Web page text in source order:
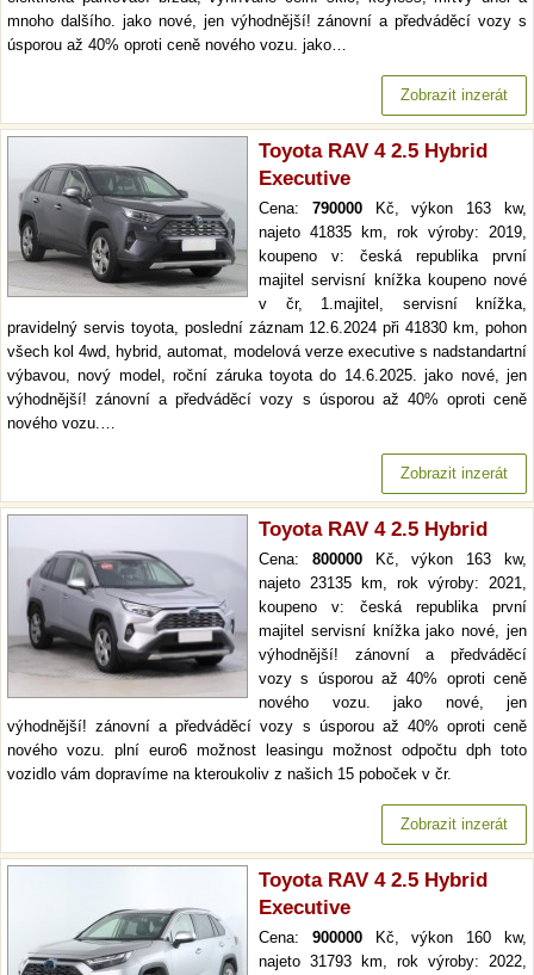
mnoho dalšího. jako nové, jen výhodnější! zánovní a předváděcí vozy s
úsporou až 40% oproti ceně nového vozu. jako…
Zobrazit inzerát
Toyota RAV 4 2.5 Hybrid
Executive
Cena: 790000Kč, výkon 163 kw,
najeto 41835 km, rok výroby: 2019,
koupeno v: česká republika první
majitel servisní knížka koupeno nové
v čr, 1.majitel, servisní knížka,
pravidelný servis toyota, poslední záznam 12.6.2024 při 41830 km, pohon
všech kol 4wd, hybrid, automat, modelová verze executive s nadstandartní
výbavou, nový model, roční záruka toyota do 14.6.2025. jako nové, jen
výhodnější! zánovní a předváděcí vozy s úsporou až 40% oproti ceně
nového vozu.…
Zobrazit inzerát
Toyota RAV 4 2.5 Hybrid
Cena: 800000Kč, výkon 163 kw,
najeto 23135 km, rok výroby: 2021,
koupeno v: česká republika první
majitel servisní knížka jako nové, jen
výhodnější! zánovní a předváděcí
vozy s úsporou až 40% oproti ceně
nového vozu. jako nové, jen
výhodnější! zánovní a předváděcí vozy s úsporou až 40% oproti ceně
nového vozu. plní euro6 možnost leasingu možnost odpočtu dph toto
vozidlo vám dopravíme na kteroukoliv z našich 15 poboček v čr.
Zobrazit inzerát
Toyota RAV 4 2.5 Hybrid
Executive
Cena: 900000Kč, výkon 160 kw,
najeto 31793 km, rok výroby: 2022,